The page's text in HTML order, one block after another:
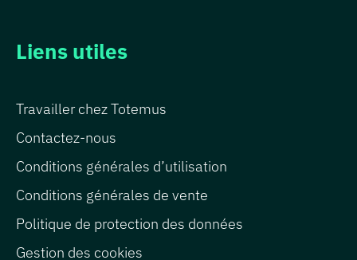
Liens utiles
Travailler chez Totemus
Contactez-nous
Conditions générales d’utilisation
Conditions générales de vente
Politique de protection des données
Gestion des cookies